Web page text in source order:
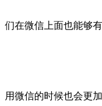
们在微信上面也能够
用微信的时候也会更